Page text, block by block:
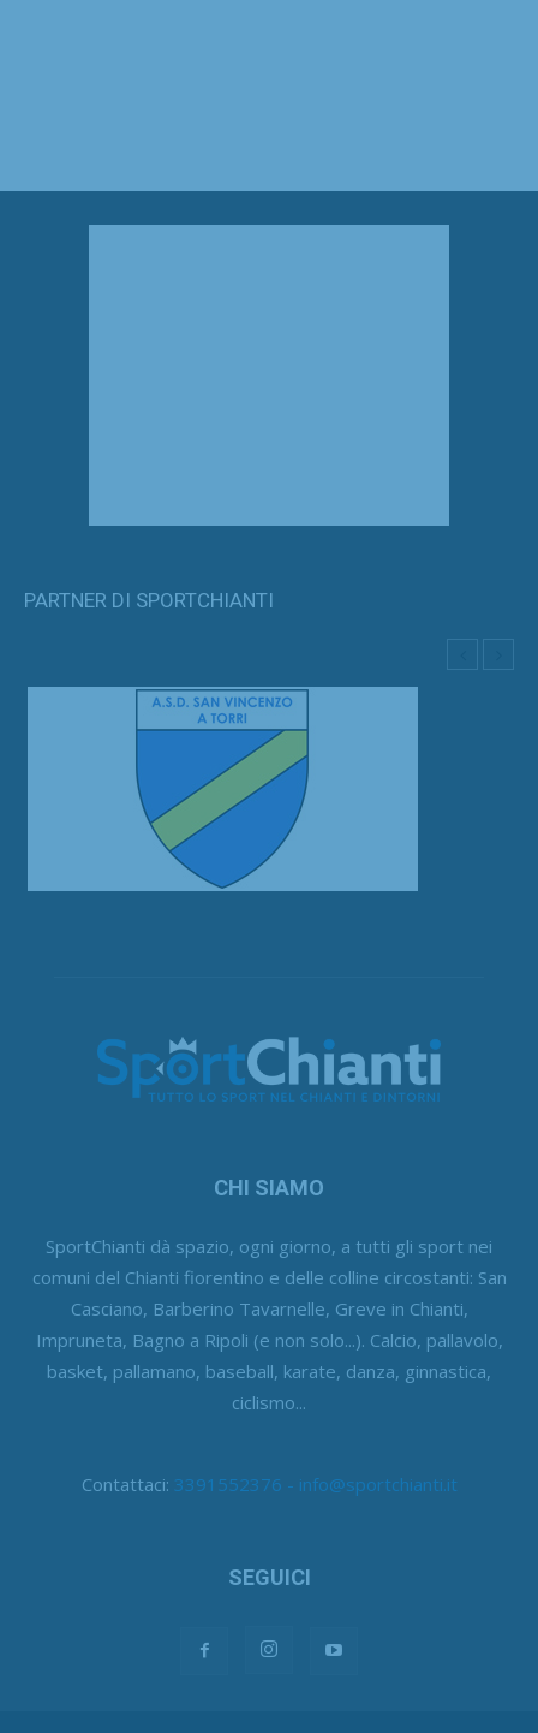
PARTNER DI SPORTCHIANTI
CHI SIAMO
SportChianti dà spazio, ogni giorno, a tutti gli sport nei
comuni del Chianti fiorentino e delle colline circostanti: San
Casciano, Barberino Tavarnelle, Greve in Chianti,
Impruneta, Bagno a Ripoli (e non solo...). Calcio, pallavolo,
basket, pallamano, baseball, karate, danza, ginnastica,
ciclismo...
Contattaci: 3391552376 - info@sportchianti.it
SEGUICI